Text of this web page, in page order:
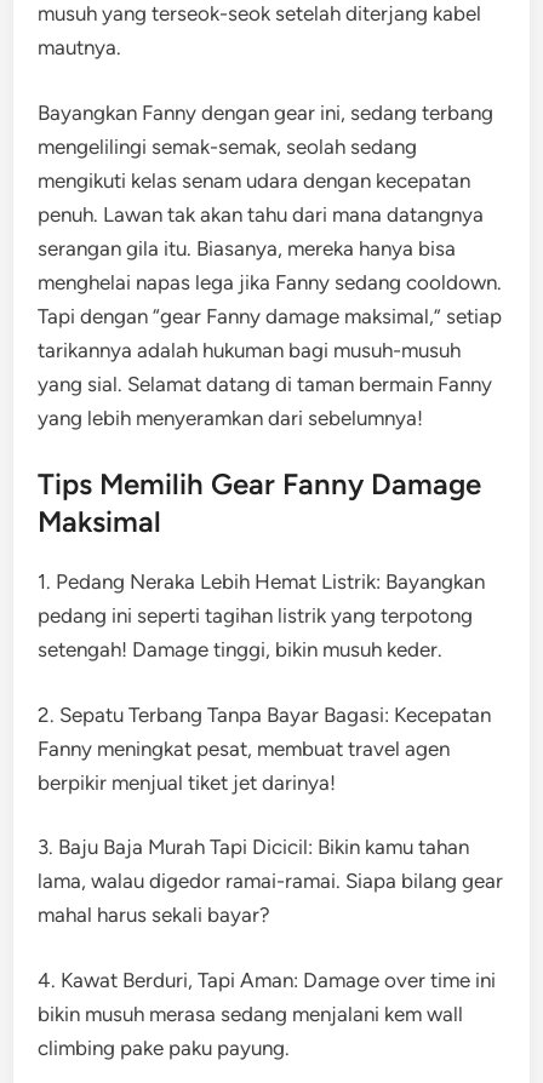
musuh yang terseok-seok setelah diterjang kabel
mautnya.
Bayangkan Fanny dengan gear ini, sedang terbang
mengelilingi semak-semak, seolah sedang
mengikuti kelas senam udara dengan kecepatan
penuh. Lawan tak akan tahu dari mana datangnya
serangan gila itu. Biasanya, mereka hanya bisa
menghelai napas lega jika Fanny sedang cooldown.
Tapi dengan “gear Fanny damage maksimal,” setiap
tarikannya adalah hukuman bagi musuh-musuh
yang sial. Selamat datang di taman bermain Fanny
yang lebih menyeramkan dari sebelumnya!
Tips Memilih Gear Fanny Damage
Maksimal
1. Pedang Neraka Lebih Hemat Listrik: Bayangkan
pedang ini seperti tagihan listrik yang terpotong
setengah! Damage tinggi, bikin musuh keder.
2. Sepatu Terbang Tanpa Bayar Bagasi: Kecepatan
Fanny meningkat pesat, membuat travel agen
berpikir menjual tiket jet darinya!
3. Baju Baja Murah Tapi Dicicil: Bikin kamu tahan
lama, walau digedor ramai-ramai. Siapa bilang gear
mahal harus sekali bayar?
4. Kawat Berduri, Tapi Aman: Damage over time ini
bikin musuh merasa sedang menjalani kem wall
climbing pake paku payung.